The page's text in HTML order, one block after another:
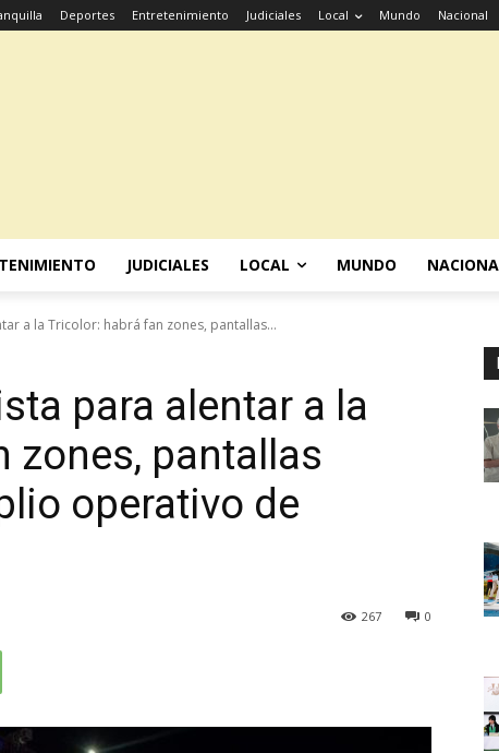
Deportes Entretenimiento Judiciales Local Mundo Nacional
JUDICIALES LOCAL MUNDO
a la Tricolor: habrá fan zones, pantallas...
para alentar a la
zones, pantallas
operativo de
0
267